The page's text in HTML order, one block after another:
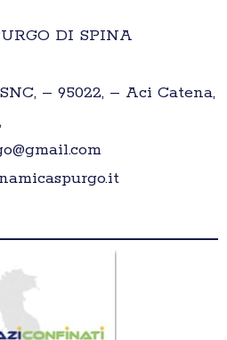
DI SPINA
– 95022, – Aci Catena,